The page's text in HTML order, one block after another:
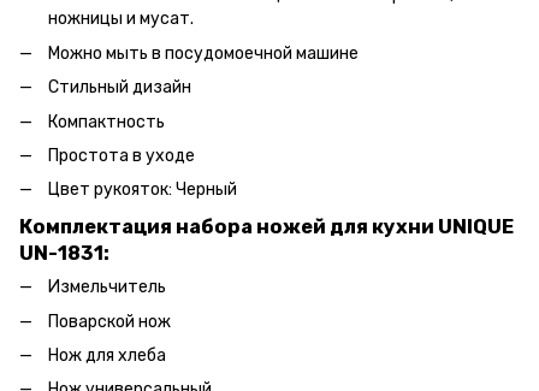
ножницы и мусат.
Можно мыть в посудомоечной машине
Стильный дизайн
Компактность
Простота в уходе
Цвет рукояток: Черный
Комплектация набора ножей для кухни UNIQUE
UN-1831:
Измельчитель
Поварской нож
Нож для хлеба